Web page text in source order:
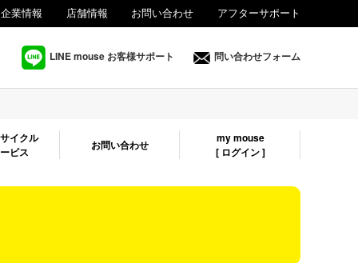
企業情報 店舗情報 お問い合わせ
アフターサポート
法人様向け
LINE mouse お客様サポート 問い合わせフォーム
イクル
ビス
お問い合わせ
my mouse
[ ログイン ]